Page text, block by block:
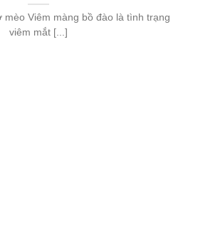
mèo Viêm màng bồ đào là tình trạng
viêm mắt [...]